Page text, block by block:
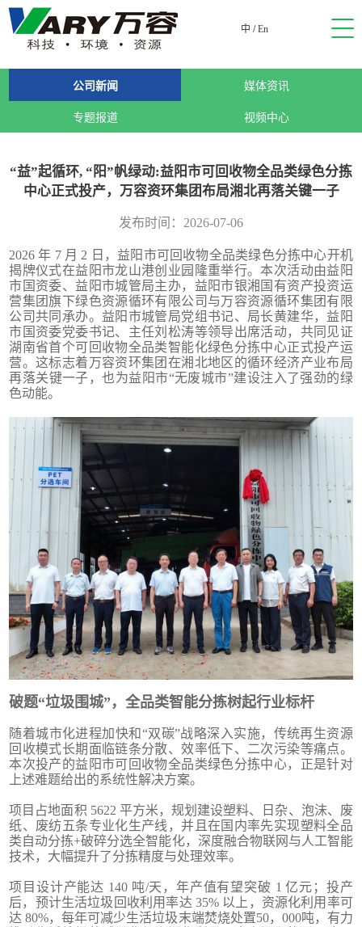
中 /En
公司新闻 媒体资讯
专题报道 视频中心
“益”起循环, “阳”帆绿动:益阳市可回收物全品类绿色分拣
中心正式投产，万容资环集团布局湘北再落关键一子
发布时间：2026-07-06
2026 年 7 月 2 日，益阳市可回收物全品类绿色分拣中心开机
揭牌仪式在益阳市龙山港创业园隆重举行。本次活动由益阳
市国资委、益阳市城管局主办，益阳市银湘国有资产投资运
营集团旗下绿色资源循环有限公司与万容资源循环集团有限
公司共同承办。益阳市城管局党组书记、局长黄建华，益阳
市国资委党委书记、主任刘松涛等领导出席活动，共同见证
湖南省首个可回收物全品类智能化绿色分拣中心正式投产运
营。这标志着万容资环集团在湘北地区的循环经济产业布局
再落关键一子，也为益阳市“无废城市”建设注入了强劲的绿
色动能。
破题“垃圾围城”，全品类智能分拣树起行业标杆
随着城市化进程加快和“双碳”战略深入实施，传统再生资源
回收模式长期面临链条分散、效率低下、二次污染等痛点。
本次投产的益阳市可回收物全品类绿色分拣中心，正是针对
上述难题给出的系统性解决方案。
项目占地面积 5622 平方米，规划建设塑料、日杂、泡沫、废
纸、废纺五条专业化生产线，并且在国内率先实现塑料全品
类自动分拣+破碎分选全智能化，深度融合物联网与人工智能
技术，大幅提升了分拣精度与处理效率。
项目设计产能达 140 吨/天，年产值有望突破 1 亿元；投产
后，预计生活垃圾回收利用率达 35% 以上，资源化利用率可
达 80%，每年可减少生活垃圾末端焚烧处置50，000吨，有力